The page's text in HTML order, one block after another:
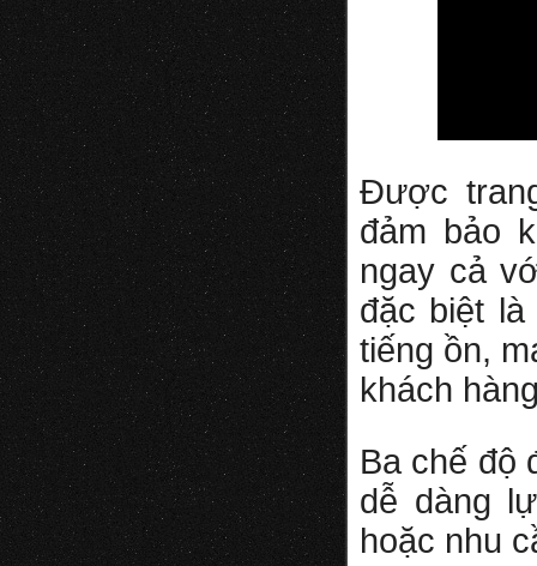
Được
đảm bảo
ngay cả
đặc biệt
tiếng ồn,
khách
Ba chế độ
dễ dàng
hoặc nhu